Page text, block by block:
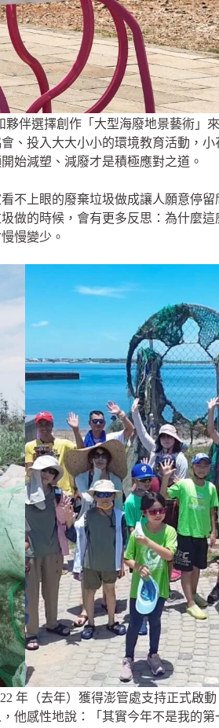
伴選擇創作「大型海廢地景藝術」
、投入大大小小的環境教育活動，
始減塑、減廢才是積極應對之道。
不上眼的廢棄垃圾做成讓人願意停
做的時候，會有更多反思：為什麼
慢變少。
年（去年）獲得澎管處支持正式啟動
他感性地說：「其實今年不是我的